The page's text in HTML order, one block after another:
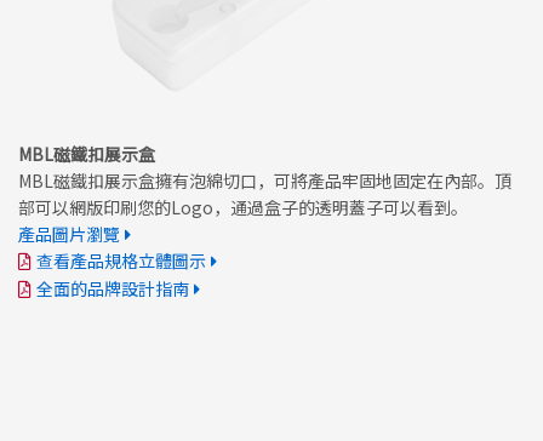
MBL磁鐵扣展示盒
MBL磁鐵扣展示盒擁有泡綿切口，可將產品牢固地固定在內部。頂
部可以網版印刷您的Logo，通過盒子的透明蓋子可以看到。
產品圖片瀏覽
查看產品規格立體圖示
全面的品牌設計指南